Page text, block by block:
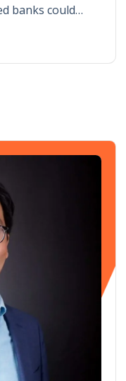
banks could…